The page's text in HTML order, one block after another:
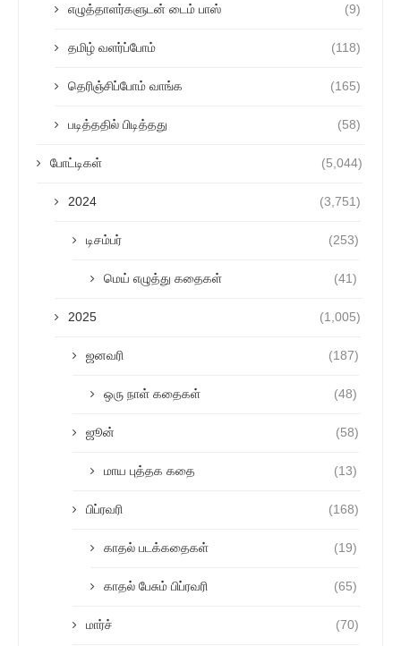
எழுத்தாளர்களுடன் டைம் பாஸ் (9)
தமிழ் வளர்ப்போம் (118)
தெரிஞ்சிப்போம் வாங்க (165)
படித்ததில் பிடித்தது (58)
போட்டிகள் (5,044)
2024 (3,751)
டிசம்பர் (253)
மெய் எழுத்து கதைகள் (41)
2025 (1,005)
ஜனவரி (187)
ஒரு நாள் கதைகள் (48)
ஜூன் (58)
மாய புத்தக கதை (13)
பிப்ரவரி (168)
காதல் படக்கதைகள் (19)
காதல் பேசும் பிப்ரவரி (65)
மார்ச் (70)